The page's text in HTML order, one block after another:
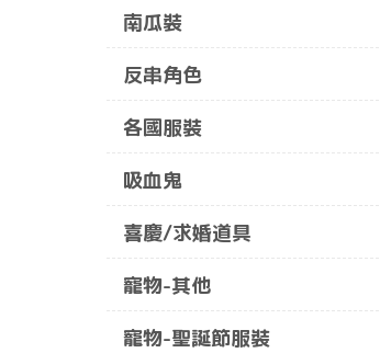
南瓜裝
反串角色
各國服裝
吸血鬼
喜慶/求婚道具
寵物-其他
寵物-聖誕節服裝